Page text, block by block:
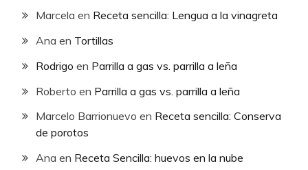
Marcela en Receta sencilla: Lengua a la vinagreta
Ana en Tortillas
Rodrigo en Parrilla a gas vs. parrilla a leña
Roberto en Parrilla a gas vs. parrilla a leña
Marcelo Barrionuevo en Receta sencilla: Conserva
de porotos
Ana en Receta Sencilla: huevos en la nube